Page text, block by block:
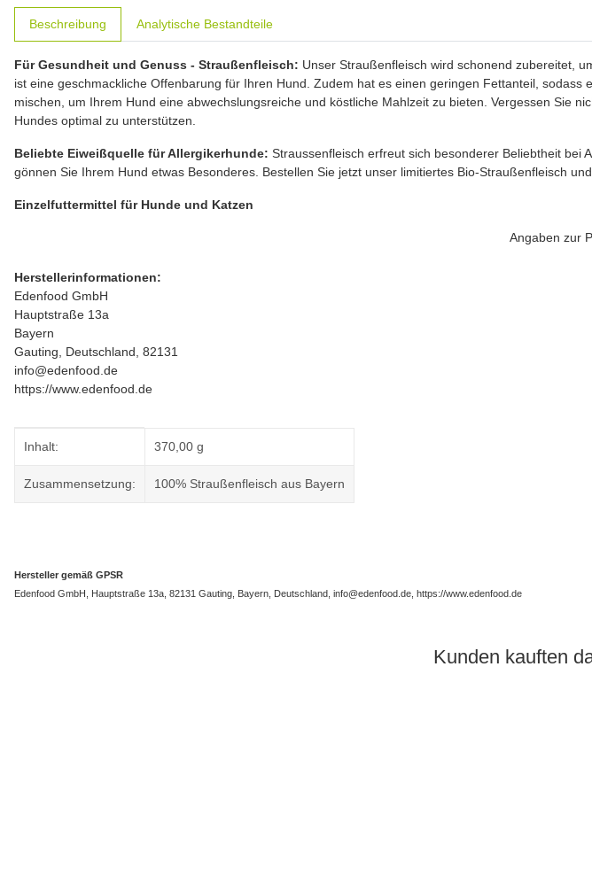
Beschreibung Analytische Bestandteile
Für Gesundheit und Genuss - Straußenfleisch: Unser Straußenfleisch wird schonend zubereitet,
ist eine geschmackliche Offenbarung für Ihren Hund. Zudem hat es einen geringen Fettanteil,
mischen, um Ihrem Hund eine abwechslungsreiche und köstliche Mahlzeit zu bieten. Vergessen Sie
Hundes optimal zu unterstützen.
Beliebte Eiweißquelle für Allergikerhunde: Straussenfleisch erfreut sich besonderer Beliebtheit bei
gönnen Sie Ihrem Hund etwas Besonderes. Bestellen Sie jetzt unser limitiertes Bio-Straußenfleisch
Einzelfuttermittel für Hunde und Katzen
Angaben zur
Herstellerinformationen:
Edenfood GmbH
Hauptstraße 13a
Bayern
Gauting, Deutschland, 82131
info@edenfood.de
https://www.edenfood.de
Inhalt: 370,00 g
Zusammensetzung: 100% Straußenfleisch aus Bayern
Hersteller gemäß GPSR
Edenfood GmbH, Hauptstraße 13a, 82131 Gauting, Bayern, Deutschland, info@edenfood.de, https://www.edenfood.de
Kunden kauften